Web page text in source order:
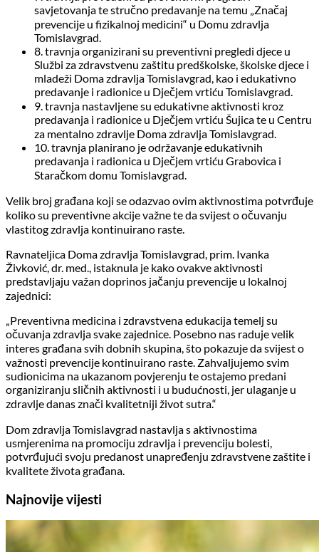
savjetovanja te stručno predavanje na temu „Značaj
prevencije u fizikalnoj medicini“ u Domu zdravlja
Tomislavgrad.
8. travnja organizirani su preventivni pregledi djece u
Službi za zdravstvenu zaštitu predškolske, školske djece i
mladeži Doma zdravlja Tomislavgrad, kao i edukativno
predavanje i radionice u Dječjem vrtiću Tomislavgrad.
9. travnja nastavljene su edukativne aktivnosti kroz
predavanja i radionice u Dječjem vrtiću Šujica te u Centru
za mentalno zdravlje Doma zdravlja Tomislavgrad.
10. travnja planirano je održavanje edukativnih
predavanja i radionica u Dječjem vrtiću Grabovica i
Staračkom domu Tomislavgrad.
Velik broj građana koji se odazvao ovim aktivnostima potvrđuje
koliko su preventivne akcije važne te da svijest o očuvanju
vlastitog zdravlja kontinuirano raste.
Ravnateljica Doma zdravlja Tomislavgrad, prim. Ivanka
Živković, dr. med., istaknula je kako ovakve aktivnosti
predstavljaju važan doprinos jačanju prevencije u lokalnoj
zajednici:
„Preventivna medicina i zdravstvena edukacija temelj su
očuvanja zdravlja svake zajednice. Posebno nas raduje velik
interes građana svih dobnih skupina, što pokazuje da svijest o
važnosti prevencije kontinuirano raste. Zahvaljujemo svim
sudionicima na ukazanom povjerenju te ostajemo predani
organiziranju sličnih aktivnosti i u budućnosti, jer ulaganje u
zdravlje danas znači kvalitetniji život sutra.“
Dom zdravlja Tomislavgrad nastavlja s aktivnostima
usmjerenima na promociju zdravlja i prevenciju bolesti,
potvrđujući svoju predanost unapređenju zdravstvene zaštite i
kvalitete života građana.
Najnovije vijesti